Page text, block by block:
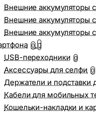
Внешние аккумуляторы
Внешние аккумуляторы
Внешние аккумуляторы
0
USB-переходники 0
Аксессуары для селфи 0
Держатели и подставки
Кабели для мобильных
Кошельки-накладки и